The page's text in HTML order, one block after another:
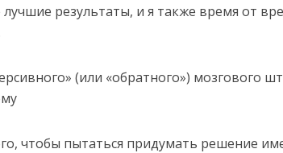
результаты, и я также время от
(или «обратного») мозгового
чтобы пытаться придумать решение